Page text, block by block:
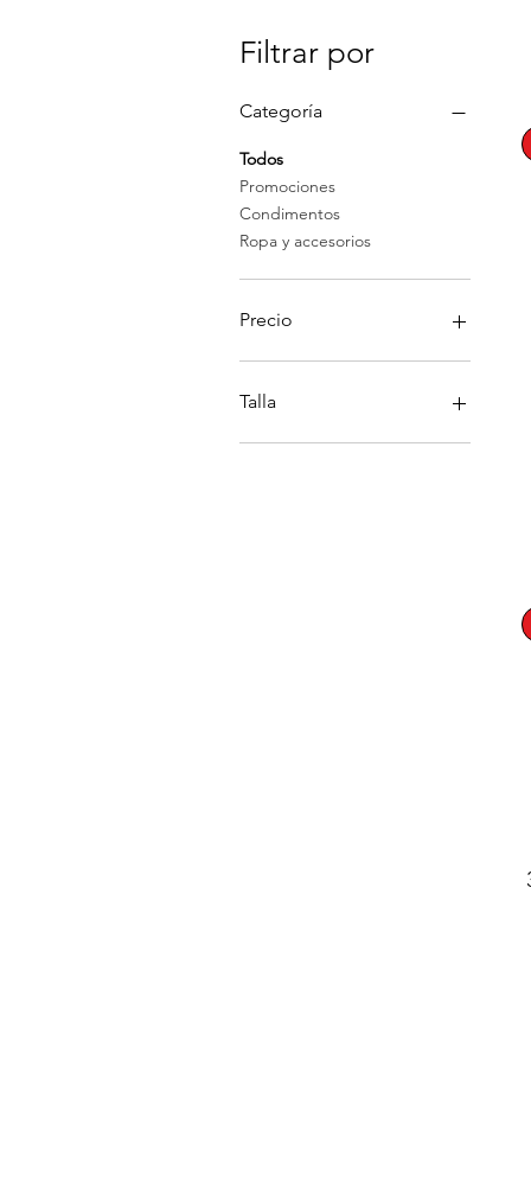
Filtrar por
Categoría
Todos
Promociones
Condimentos
Ropa y accesorios
Precio
14 MXN
Talla
Extra Grande